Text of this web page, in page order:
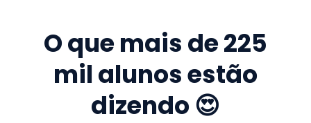
O que mais de225
mil alunos estão
dizendo 😍